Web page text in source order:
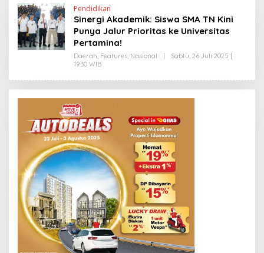
Pendidikan
Sinergi Akademik: Siswa SMA TN Kini
Punya Jalur Prioritas ke Universitas
Pertamina!
Daerah, Features, Nasional
Sabtu, 26 Juli 2025 |
19:30 WIB
E
H
H
D
R
E
W
S
L
N
K